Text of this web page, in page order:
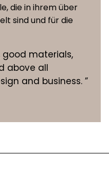
die in ihrem über
sind und für die
good materials,
above all
and business. ”